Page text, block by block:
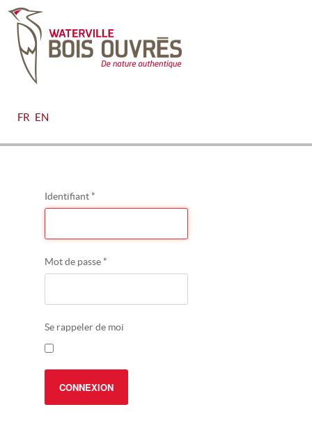
FR EN
Identifiant *
Mot de passe *
Se rappeler de moi
CONNEXION